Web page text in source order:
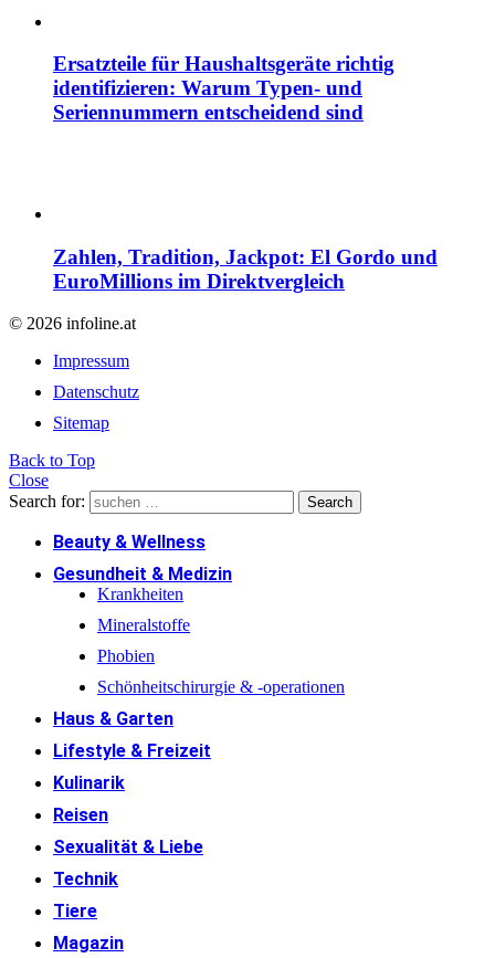
Ersatzteile für Haushaltsgeräte richtig
identifizieren: Warum Typen- und
Seriennummern entscheidend sind
Zahlen, Tradition, Jackpot: El Gordo und
EuroMillions im Direktvergleich
© 2026 infoline.at
Impressum
Datenschutz
Sitemap
Back to Top
Close
Search for:
Search
Beauty & Wellness
Gesundheit & Medizin
Krankheiten
Mineralstoffe
Phobien
Schönheitschirurgie & -operationen
Haus & Garten
Lifestyle & Freizeit
Kulinarik
Reisen
Sexualität & Liebe
Technik
Tiere
Magazin